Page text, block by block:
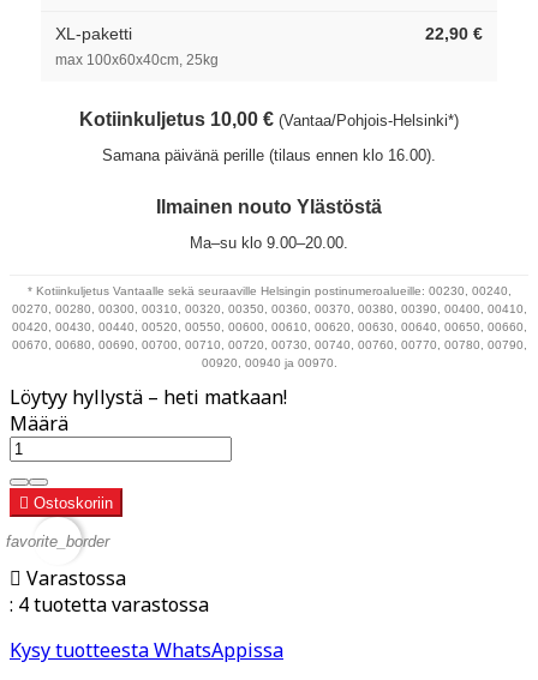
XL-paketti
max 100x60x40cm, 25kg
22,90 €
Kotiinkuljetus 10,00 € (Vantaa/Pohjois-Helsinki*)
Samana päivänä perille (tilaus ennen klo 16.00).
Ilmainen nouto Ylästöstä
Ma–su klo 9.00–20.00.
* Kotiinkuljetus Vantaalle sekä seuraaville Helsingin postinumeroalueille: 00230, 00240,
00270, 00280, 00300, 00310, 00320, 00350, 00360, 00370, 00380, 00390, 00400, 00410,
00420, 00430, 00440, 00520, 00550, 00600, 00610, 00620, 00630, 00640, 00650, 00660,
00670, 00680, 00690, 00700, 00710, 00720, 00730, 00740, 00760, 00770, 00780, 00790,
00920, 00940 ja 00970.
Löytyy hyllystä – heti matkaan!
Määrä
 Ostoskoriin
favorite_border
 Varastossa
: 4 tuotetta varastossa
Kysy tuotteesta WhatsAppissa